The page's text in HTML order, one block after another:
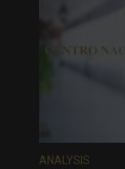
ANALYSIS